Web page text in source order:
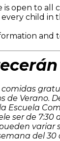
is open to all
child in
and
comidas
de Verano.
Escuela
ser de 7:30
variar
del 30